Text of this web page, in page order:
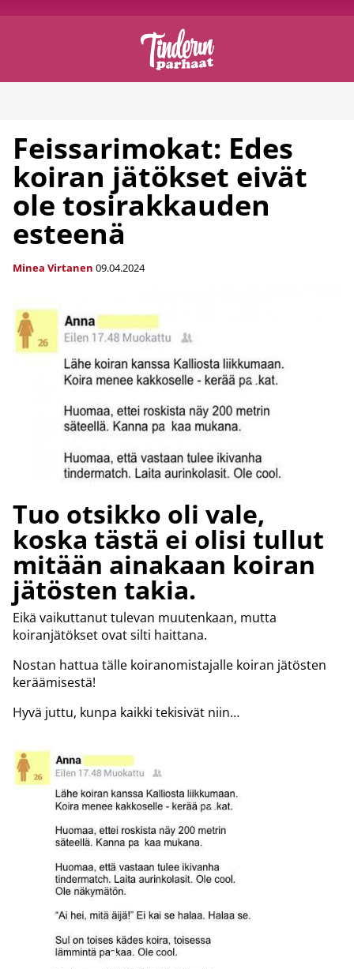
Feissarimokat: Edes
koiran jätökset eivät
ole tosirakkauden
esteenä
Minea Virtanen 09.04.2024
Tuo otsikko oli vale,
koska tästä ei olisi tullut
mitään ainakaan koiran
jätösten takia.
Eikä vaikuttanut tulevan muutenkaan, mutta
koiranjätökset ovat silti haittana.
Nostan hattua tälle koiranomistajalle koiran jätösten
keräämisestä!
Hyvä juttu, kunpa kaikki tekisivät niin…